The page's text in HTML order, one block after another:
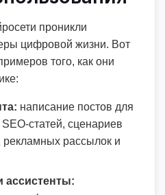
проникли
цифровой жизни. Вот
того, как они
написание постов для
статей, сценариев
рекламных рассылок и
ассистенты: